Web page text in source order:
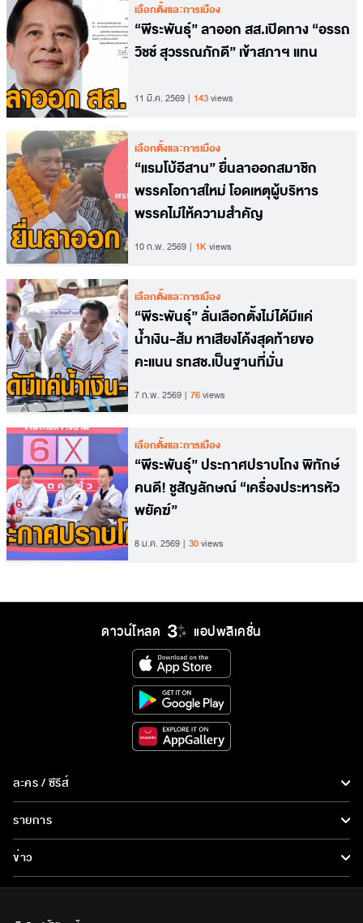
เลือกตั้งและการเมือง
“พีระพันธุ์” ลาออก สส.เปิดทาง “อรรถ
วิชช์ สุวรรณภักดี” เข้าสภาฯ แทน
11 มี.ค. 2569 143views
เลือกตั้งและการเมือง
“แรมโบ้อีสาน” ยื่นลาออกสมาชิก
พรรคโอกาสใหม่ โอดเหตุผู้บริหาร
พรรคไม่ให้ความสำคัญ
10 ก.พ. 2569 1Kviews
เลือกตั้งและการเมือง
“พีระพันธุ์” ลั่นเลือกตั้งไม่ได้มีแค่
น้ำเงิน-ส้ม หาเสียงโค้งสุดท้ายขอ
คะแนน รทสช.เป็นฐานที่มั่น
7 ก.พ. 2569 76views
เลือกตั้งและการเมือง
“พีระพันธุ์” ประกาศปราบโกง พิทักษ์
คนดี! ชูสัญลักษณ์ “เครื่องประหารหัว
พยัคฆ์”
8 ม.ค. 2569 30views
ดาวน์โหลด แอปพลิเคชั่น
ละคร / ซีรีส์
ซีรีส์นานาชาติ
การ์ตูน & เกม
รายการ
ข่าว
ทีวีออนไลน์